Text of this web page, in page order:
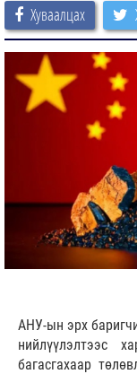
Хуваалцах
АНУ-ын эрх
нийлүүлэлтээс
багасгахаар